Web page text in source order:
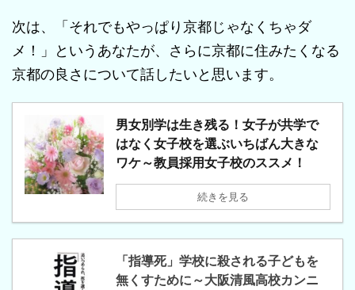
次は、「それでもやっぱり京都じゃなくちゃダ
メ！」というあなたが、さらに京都に住みたくなる
京都の良さについて話したいと思います。
男女別学は生き残る！女子が共学で
はなく女子校を選ぶいちばん大きな
ワケ～教員採用女子校のススメ！
続きを見る
「指導死」学校に殺される子どもを
無くすために～大阪清風高校カンニ